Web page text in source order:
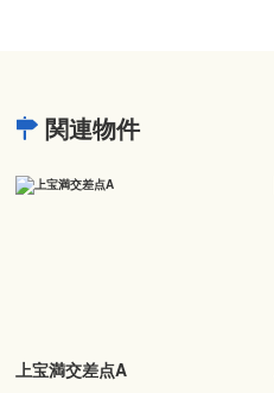
関連物件
上宝満交差点A